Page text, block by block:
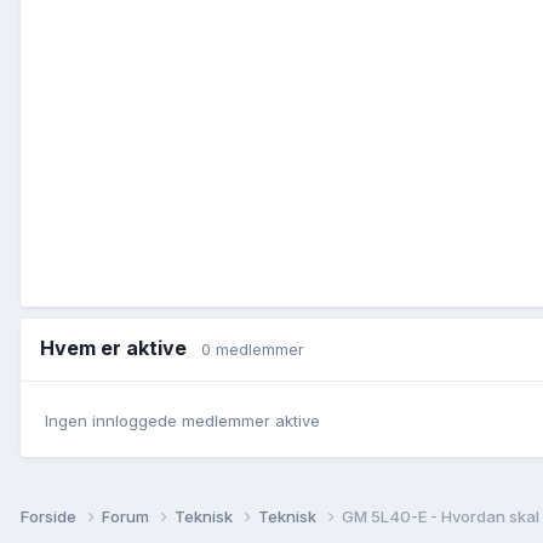
Hvem er aktive 0 medlemmer
Ingen innloggede medlemmer aktive
Forside Forum Teknisk Teknisk GM 5L40-E - Hvordan